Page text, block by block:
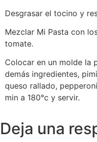
Desgrasar el tocino y
Mezclar Mi Pasta con
tomate.
Colocar en un molde la
demás ingredientes,
queso rallado,
min a 180°c y servir.
Deja una